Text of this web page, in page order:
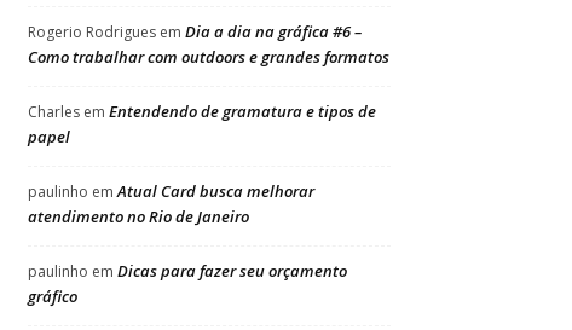
Rogerio Rodrigues em Dia a dia na gráfica #6 –
Como trabalhar com outdoors e grandes formatos
Charles em Entendendo de gramatura e tipos de
papel
paulinho emAtual Card busca melhorar
atendimento no Rio de Janeiro
paulinho em Dicas para fazer seu orçamento
gráfico